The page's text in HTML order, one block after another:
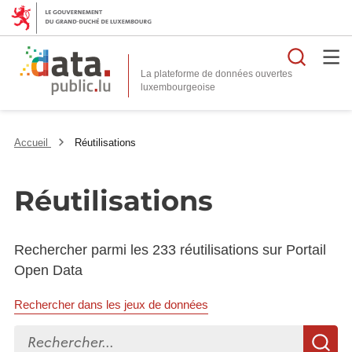
La plateforme de données ouvertes
Accueil Réutilisations
Réutilisations
Rechercher parmi les 233 réutilisations sur Portail
Open Data
Rechercher dans les jeux de données
Rechercher...